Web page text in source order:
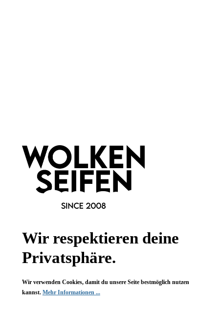
Informationen
Gesetzliche Informationen
Wissenswertes
Vertrag widerrufen
Wir respektieren deine
Privatsphäre.
Wir verwenden Cookies, damit du unsere Seite bestmöglich nutzen
kannst. Mehr Informationen ...